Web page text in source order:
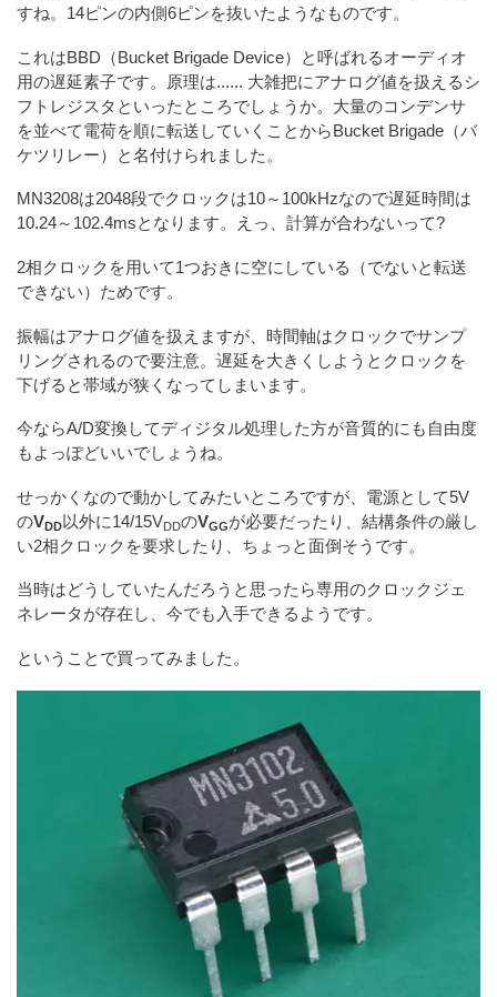
すね。14ピンの内側6ピンを抜いたようなものです。
これはBBD（Bucket Brigade Device）と呼ばれるオーディオ
用の遅延素子です。原理は...... 大雑把にアナログ値を扱えるシ
フトレジスタといったところでしょうか。大量のコンデンサ
を並べて電荷を順に転送していくことからBucket Brigade（バ
ケツリレー）と名付けられました。
MN3208は2048段でクロックは10～100kHzなので遅延時間は
10.24～102.4msとなります。えっ、計算が合わないって?
2相クロックを用いて1つおきに空にしている（でないと転送
できない）ためです。
振幅はアナログ値を扱えますが、時間軸はクロックでサンプ
リングされるので要注意。遅延を大きくしようとクロックを
下げると帯域が狭くなってしまいます。
今ならA/D変換してディジタル処理した方が音質的にも自由度
もよっぽどいいでしょうね。
せっかくなので動かしてみたいところですが、電源として5V
のVDD以外に14/15VDDのVGGが必要だったり、結構条件の厳し
い2相クロックを要求したり、ちょっと面倒そうです。
当時はどうしていたんだろうと思ったら専用のクロックジェ
ネレータが存在し、今でも入手できるようです。
ということで買ってみました。